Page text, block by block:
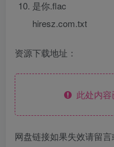
是你.flac
hiresz.com.txt
资源下载地址：
此处内容
网盘链接如果失效请留